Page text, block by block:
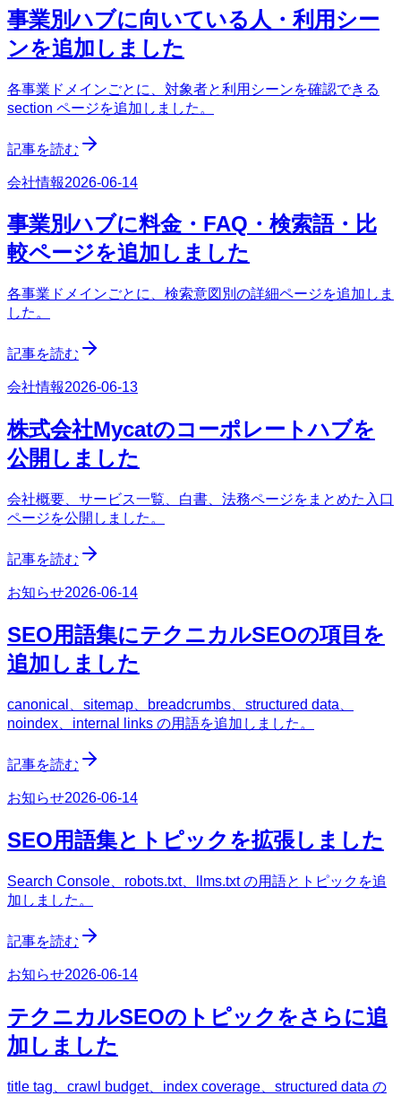
事業別ハブに向いている人・利用シー
ンを追加しました
各事業ドメインごとに、対象者と利用シーンを確認できる
section ページを追加しました。
記事を読む
会社情報2026-06-14
事業別ハブに料金・FAQ・検索語・比
較ページを追加しました
各事業ドメインごとに、検索意図別の詳細ページを追加しま
した。
記事を読む
会社情報2026-06-13
株式会社Mycatのコーポレートハブを
公開しました
会社概要、サービス一覧、白書、法務ページをまとめた入口
ページを公開しました。
記事を読む
お知らせ2026-06-14
SEO用語集にテクニカルSEOの項目を
追加しました
canonical、sitemap、breadcrumbs、structured data、
noindex、internal links の用語を追加しました。
記事を読む
お知らせ2026-06-14
SEO用語集とトピックを拡張しました
Search Console、robots.txt、llms.txt の用語とトピックを追
加しました。
記事を読む
お知らせ2026-06-14
テクニカルSEOのトピックをさらに追
加しました
title tag、crawl budget、index coverage、structured data の